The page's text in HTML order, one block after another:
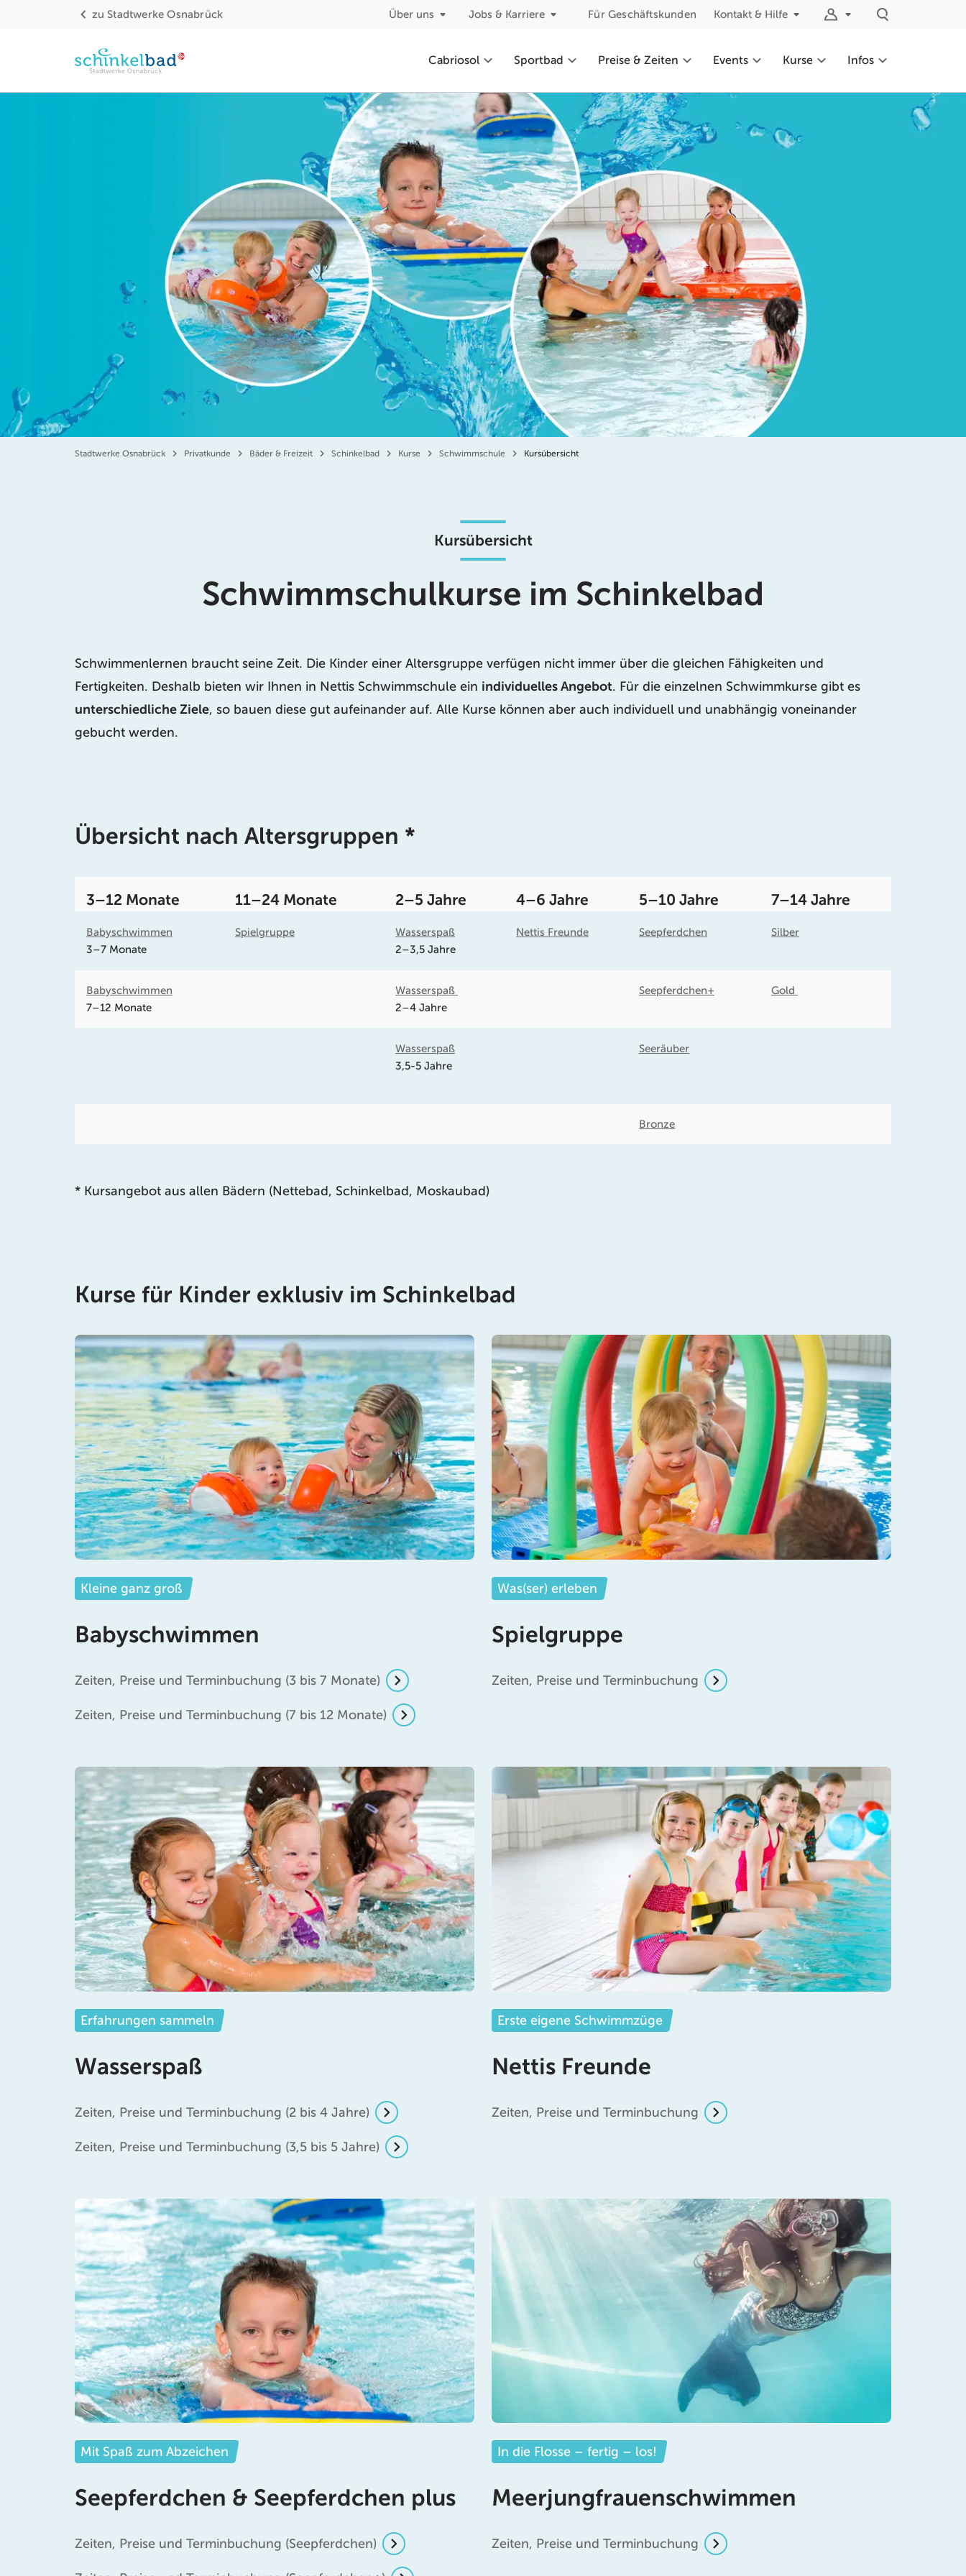
zu Stadtwerke Osnabrück Über uns Jobs & Karriere Für Geschäftskunden Kontakt & Hilfe
Cabriosol Sportbad Preise & Zeiten Events Kurse Infos
Stadtwerke Osnabrück Privatkunde Bäder & Freizeit Schinkelbad Kurse Schwimmschule Kursübersicht
Kursübersicht
Schwimmschulkurse im Schinkelbad
Schwimmenlernen braucht seine Zeit. Die Kinder einer Altersgruppe verfügen nicht immer über die gleichen Fähigkeiten und
Fertigkeiten. Deshalb bieten wir Ihnen in Nettis Schwimmschule ein individuelles Angebot. Für die einzelnen Schwimmkurse gibt es
unterschiedliche Ziele, so bauen diese gut aufeinander auf. Alle Kurse können aber auch individuell und unabhängig voneinander
gebucht werden.
Übersicht nach Altersgruppen *
3–12 Monate 11–24 Monate 2–5 Jahre 4–6 Jahre 5–10 Jahre 7–14 Jahre
Babyschwimmen
3–7 Monate
Spielgruppe
Wasserspaß
2–3,5 Jahre
Nettis Freunde Seepferdchen Silber
Babyschwimmen
7–12 Monate
Wasserspaß
2–4 Jahre
Seepferdchen+ Gold
Wasserspaß
3,5-5 Jahre
Seeräuber
Bronze
* Kursangebot aus allen Bädern (Nettebad, Schinkelbad, Moskaubad)
Kurse für Kinder exklusiv im Schinkelbad
Kleine ganz groß
Babyschwimmen
Zeiten, Preise und Terminbuchung (3 bis 7 Monate)
Zeiten, Preise und Terminbuchung (7 bis 12 Monate)
Was(ser) erleben
Spielgruppe
Zeiten, Preise und Terminbuchung
Erfahrungen sammeln
Wasserspaß
Zeiten, Preise und Terminbuchung (2 bis 4 Jahre)
Zeiten, Preise und Terminbuchung (3,5 bis 5 Jahre)
Erste eigene Schwimmzüge
Nettis Freunde
Zeiten, Preise und Terminbuchung
Mit Spaß zum Abzeichen
Seepferdchen & Seepferdchen plus
Zeiten, Preise und Terminbuchung (Seepferdchen)
In die Flosse – fertig – los!
Meerjungfrauenschwimmen
Zeiten, Preise und Terminbuchung